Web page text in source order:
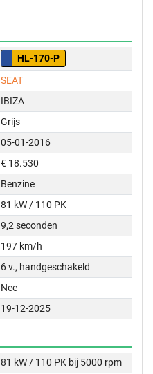
HL-170-P
SEAT
IBIZA
Grijs
05-01-2016
€ 18.530
Benzine
81 kW / 110 PK
9,2 seconden
197 km/h
6 v., handgeschakeld
Nee
19-12-2025
81 kW / 110 PK bij 5000 rpm